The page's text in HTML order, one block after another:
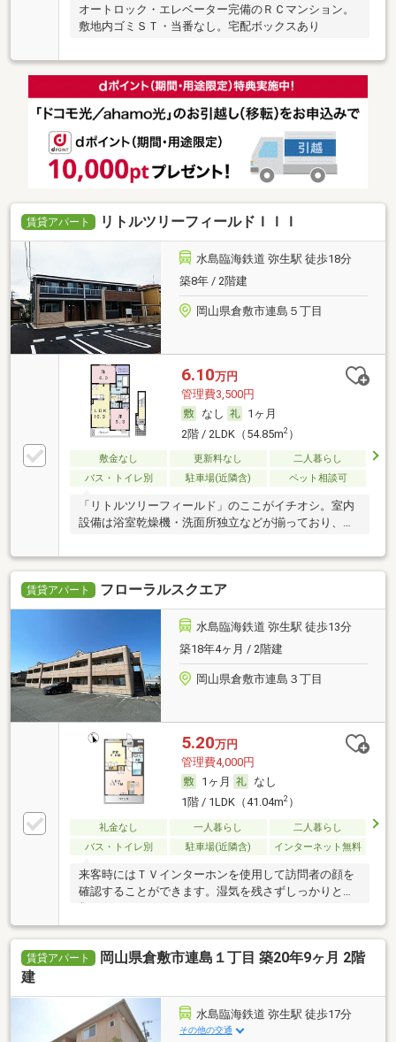
オートロック・エレベーター完備のＲＣマンション。
敷地内ゴミＳＴ・当番なし。宅配ボックスあり
賃貸アパート リトルツリーフィールドＩＩＩ
水島臨海鉄道 弥生駅 徒歩18分
築8年 / 2階建
岡山県倉敷市連島５丁目
6.10万円
管理費3,500円
なし
1ヶ月
2階 / 2LDK（54.85m2）
敷金なし 更新料なし
二人暮らし
バス・トイレ別
駐車場(近隣含) ペット相談可
「リトルツリーフィールド」のここがイチオシ。室内
設備は浴室乾燥機・洗面所独立などが揃っており、と
賃貸アパート フローラルスクエア
水島臨海鉄道 弥生駅 徒歩13分
築18年4ヶ月 / 2階建
岡山県倉敷市連島３丁目
5.20万円
管理費4,000円
1ヶ月
なし
1階 / 1LDK（41.04m2）
礼金なし 一人暮らし
二人暮らし
バス・トイレ別
駐車場(近隣含) インターネット無料
来客時にはＴＶインターホンを使用して訪問者の顔を
確認することができます。湿気を残さずしっかりと衣
類
賃貸アパート
岡山県倉敷市連島１丁目 築20年9ヶ月 2階
建
水島臨海鉄道 弥生駅 徒歩17分
その他の交通